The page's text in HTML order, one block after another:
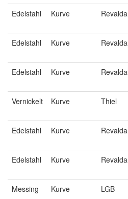
Edelstahl Kurve Revalda
Edelstahl Kurve Revalda
Edelstahl Kurve Revalda
Vernickelt Kurve Thiel
Edelstahl Kurve Revalda
Edelstahl Kurve Revalda
Messing Kurve LGB